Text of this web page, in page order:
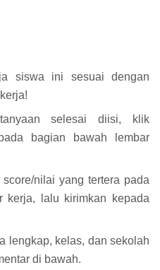
siswa ini sesuai dengan
selesai diisi, klik
bagian bawah lembar
nilai yang tertera pada
kerja, lalu kirimkan kepada
lengkap, kelas, dan sekolah
di bawah.